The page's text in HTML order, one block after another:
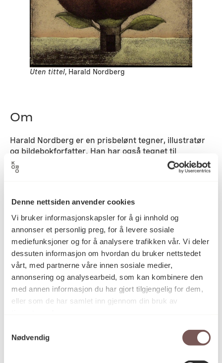
Denne nettsiden anvender cookies
Vi bruker informasjonskapsler for å gi innhold og
annonser et personlig preg, for å levere sosiale
mediefunksjoner og for å analysere trafikken vår. Vi deler
dessuten informasjon om hvordan du bruker nettstedet
vårt, med partnerne våre innen sosiale medier,
annonsering og analysearbeid, som kan kombinere den
med annen informasjon du har gjort tilgjengelig for dem,
eller som de har samlet inn gjennom din bruk av
Nødvendig
Uten tittel, Harald Nordberg
Om
Harald Nordberg er en prisbelønt tegner, illustratør
og bildebokforfatter. Han har også tegnet til
barneprogrammer i NRK/ fjernsynet. Nordbergs
tegninger er preget av lun humor og frodig fantasi.
Detaljer
2001
Kunstner Harald Nordberg